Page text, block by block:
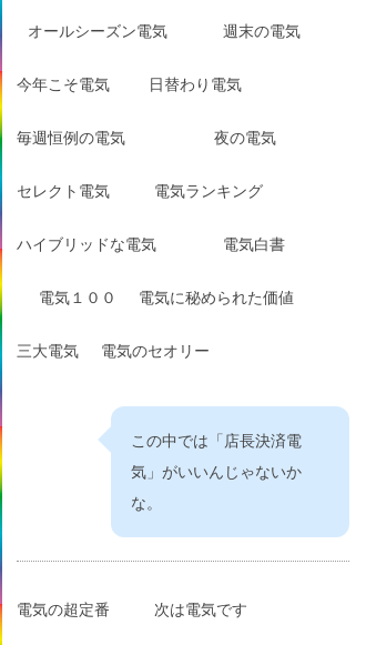
オールシーズン電気 週末の電気
今年こそ電気 日替わり電気
毎週恒例の電気 夜の電気
セレクト電気 電気ランキング
ハイブリッドな電気 電気白書
電気１００ 電気に秘められた価値
三大電気 電気のセオリー
この中では「店長決済電
気」がいいんじゃないか
な。
電気の超定番 次は電気です